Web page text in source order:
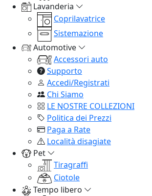
Lavanderia
Coprilavatrice
Sistemazione
Automotive
Accessori auto
Supporto
Accedi/Registrati
Chi Siamo
LE NOSTRE COLLEZIONI
Politica dei Prezzi
Paga a Rate
Località disagiate
Pet
Tiragraffi
Ciotole
Tempo libero